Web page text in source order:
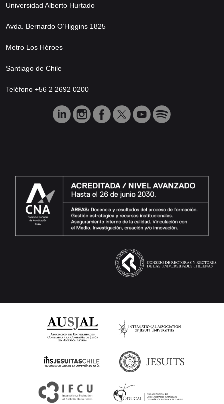
Universidad Alberto Hurtado
Avda. Bernardo O’Higgins 1825
Metro Los Héroes
Santiago de Chile
Teléfono +56 2 2692 0200